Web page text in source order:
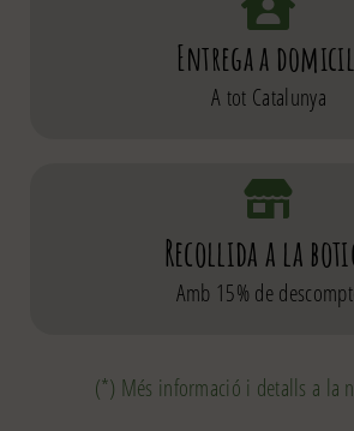
Entrega a
A tot Catalunya
Recollida a la
Amb 15% de
(*) Més informació i detalls a la